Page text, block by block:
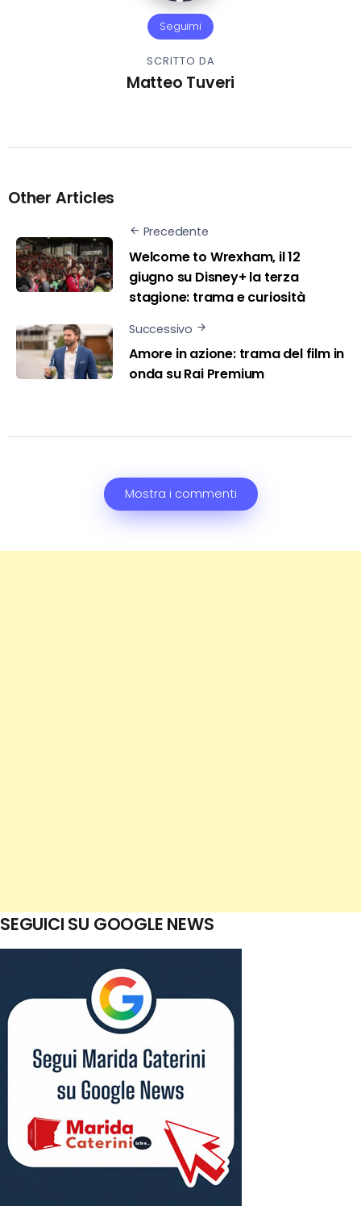
Seguimi
SCRITTO DA
Matteo Tuveri
Other Articles
Precedente
Welcome to Wrexham, il 12
giugno su Disney+ la terza
stagione: trama e curiosità
Successivo
Amore in azione: trama del film in
onda su Rai Premium
Mostra i commenti
SEGUICI SU GOOGLE NEWS